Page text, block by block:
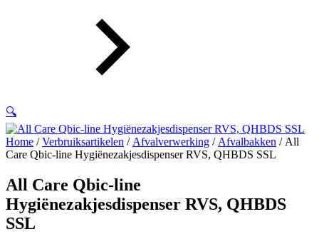
🔍
Home /Verbruiksartikelen / Afvalverwerking / Afvalbakken / All
Care Qbic-line Hygiënezakjesdispenser RVS, QHBDS SSL
All Care Qbic-line
Hygiënezakjesdispenser RVS, QHBDS
SSL